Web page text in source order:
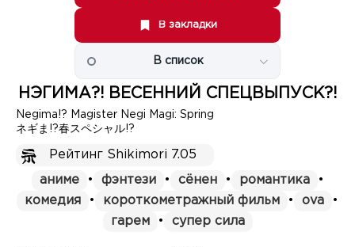
В закладки
В список
НЭГИМА?! ВЕСЕННИЙ СПЕЦВЫПУСК?!
Negima!? Magister Negi Magi: Spring
ネギま!?春スペシャル!?
Рейтинг Shikimori 7.05
аниме • фэнтези • сёнен • романтика
•
комедия
• короткометражный фильм • ova
•
гарем
• супер сила